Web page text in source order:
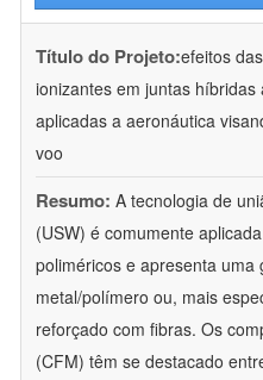
Título do Projeto:efeitos
ionizantes em juntas
aplicadas a aeronáutica
voo
Resumo: A tecnologia de
(USW) é comumente
poliméricos e apresenta uma
metal/polímero ou, mais
reforçado com fibras. Os
(CFM) têm se destacado